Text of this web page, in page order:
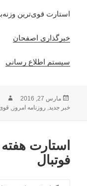
استارت قوی‌ترین
خبرگذاری اصفحان
سیستم اطلاع رسانی
ارسال
شده
مارس 27, 2016
خبر جدید, روزنامه امروز,
استارت
فوتبال